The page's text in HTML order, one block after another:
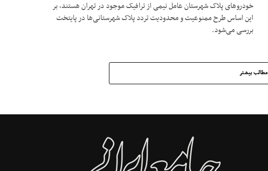
خودرو‌های پلاک شهرستان عامل نیمی از ترافیک موجود در تهران هستند، بر
این اساس طرح ممنوعیت و محدودیت تردد پلاک شهرستانی‌ها در پایتخت
بررسی می‌شود.
مطالب بیشتر